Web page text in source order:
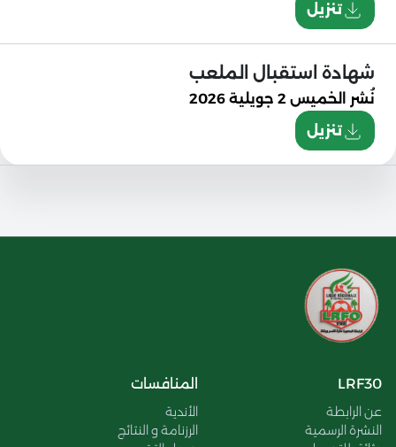
تنزيل
شهادة استقبال الملعب
نُشر
الخميس 2 جويلية 2026
تنزيل
LRF30
عن الرابطة
النشرة الرسمية
المنافسات
الأندية
الرزنامة و النتائج